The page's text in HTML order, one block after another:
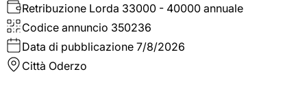
Retribuzione Lorda 33000 - 40000 annuale
Codice annuncio 350236
Data di pubblicazione 7/8/2026
Città Oderzo